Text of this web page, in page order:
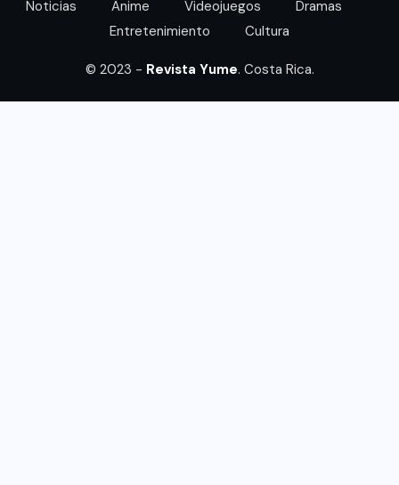
Noticias Anime Videojuegos
Dramas
Entretenimiento
Cultura
© 2023 - Revista Yume. Costa Rica.